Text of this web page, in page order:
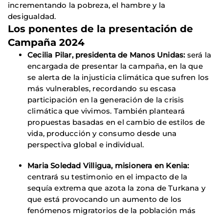
incrementando la pobreza, el hambre y la
desigualdad.
Los ponentes de la presentación de
Campaña 2024
Cecilia Pilar, presidenta de Manos Unidas: será la
encargada de presentar la campaña, en la que
se alerta de la injusticia climática que sufren los
más vulnerables, recordando su escasa
participación en la generación de la crisis
climática que vivimos. También planteará
propuestas basadas en el cambio de estilos de
vida, producción y consumo desde una
perspectiva global e individual.
Maria Soledad Villigua, misionera en Kenia:
centrará su testimonio en el impacto de la
sequía extrema que azota la zona de Turkana y
que está provocando un aumento de los
fenómenos migratorios de la población más